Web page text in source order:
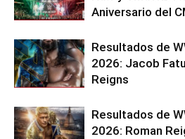
Aniversario del
Resultados de
2026: Jacob
Reigns
Resultados de
2026: Roman